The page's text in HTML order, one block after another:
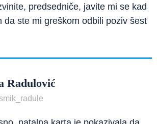
predsedniče, javite mi se kad
da ste mi greškom odbili poziv šest
Radulović